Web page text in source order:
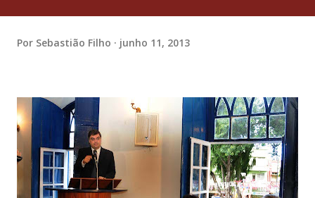
Por Sebastião Filho junho 11, 2013